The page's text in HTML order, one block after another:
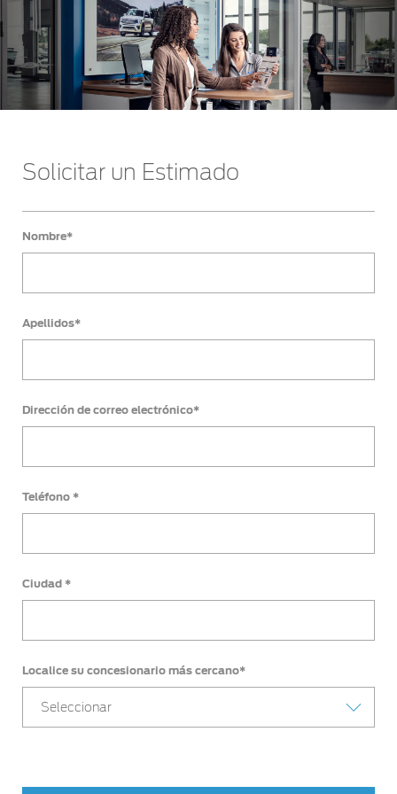
Solicitar un Estimado
Nombre*
Apellidos*
Dirección de correo electrónico*
Teléfono *
Ciudad *
Localice su concesionario más cercano*
Seleccionar